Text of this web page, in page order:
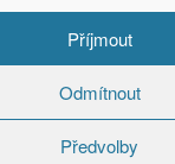
Příjmout
Odmítnout
Předvolby
Zámečník
Creare Magazin Online
site uses cookies. By
their use.
how to control